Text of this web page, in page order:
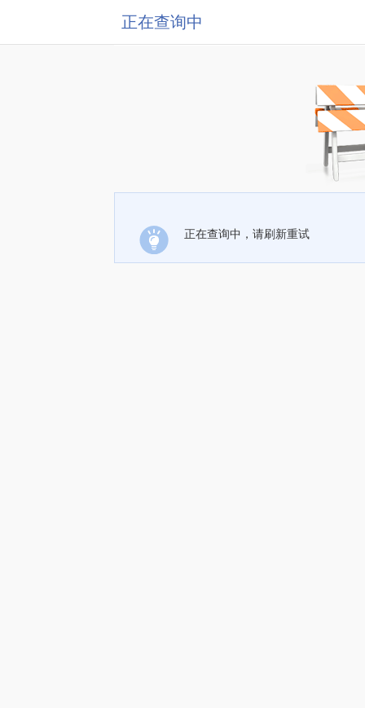
正在查询中
正在查询中，请刷新重试